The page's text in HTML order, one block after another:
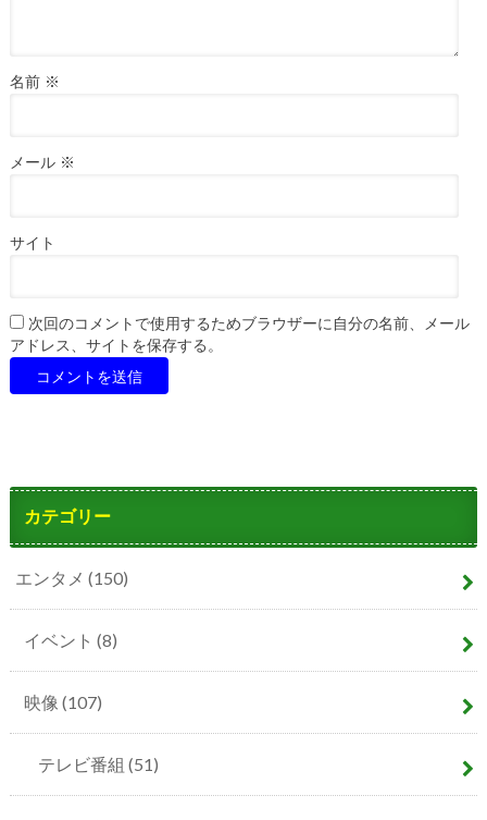
名前 ※
メール ※
サイト
次回のコメントで使用するためブラウザーに自分の名前、メール
アドレス、サイトを保存する。
カテゴリー
エンタメ (150)
イベント (8)
映像 (107)
テレビ番組 (51)